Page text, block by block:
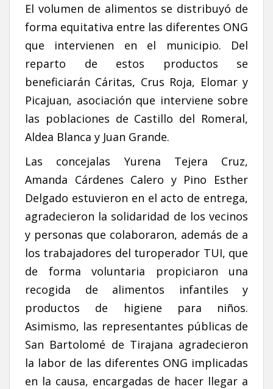
El volumen de alimentos se distribuyó de
forma equitativa entre las diferentes ONG
que intervienen en el municipio. Del
reparto de estos productos se
beneficiarán Cáritas, Crus Roja, Elomar y
Picajuan, asociación que interviene sobre
las poblaciones de Castillo del Romeral,
Aldea Blanca y Juan Grande.
Las concejalas Yurena Tejera Cruz,
Amanda Cárdenes Calero y Pino Esther
Delgado estuvieron en el acto de entrega,
agradecieron la solidaridad de los vecinos
y personas que colaboraron, además de a
los trabajadores del turoperador TUI, que
de forma voluntaria propiciaron una
recogida de alimentos infantiles y
productos de higiene para niños.
Asimismo, las representantes públicas de
San Bartolomé de Tirajana agradecieron
la labor de las diferentes ONG implicadas
en la causa, encargadas de hacer llegar a